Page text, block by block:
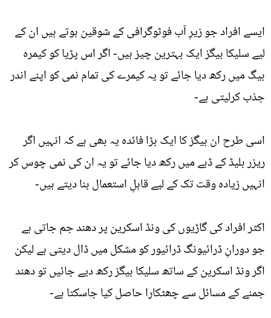
ایسے افراد جو زیرِ آب فوٹوگرافی کے شوقین ہوتے ہیں ان کے
لیے سلیکا بیگز ایک بہترین چیز ہیں- اگر اس پڑیا کو کیمرہ
بیگ میں رکھ دیا جائے تو یہ کیمرے کی تمام نمی کو اپنے اندر
جذب کرلیتی ہے-
اسی طرح ان بیگز کا ایک بڑا فائدہ یہ بھی ہے کہ انہیں اگر
ریزر بلیڈ کے ڈبے میں رکھ دیا جائے تو یہ ان کی نمی چوس کر
انہیں زیادہ وقت تک کے لیے قابلِ استعمال بنا دیتے ہیں-
اکثر افراد کی گاڑیوں کی ونڈ اسکرین پر دھند جم جاتی ہے
جو دورانِ ڈرائیونگ ڈرائیور کو مشکل میں ڈال دیتی ہے لیکن
اگر ونڈ اسکرین کے ساتھ سلیکا بیگز رکھ دیے جائیں تو دھند
جمنے کے مسائل سے چھٹکارا حاصل کیا جاسکتا ہے-